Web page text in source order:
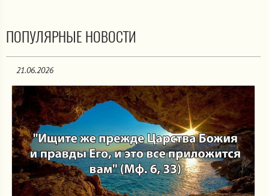
ПОПУЛЯРНЫЕ НОВОСТИ
21.06.2026